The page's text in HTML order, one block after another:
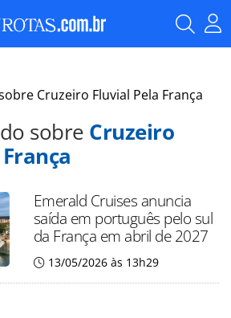
Cruzeiro Fluvial Pela França
sobre Cruzeiro
Emerald Cruises anuncia
saída em português pelo sul
da França em abril de 2027
13/05/2026 às 13h29